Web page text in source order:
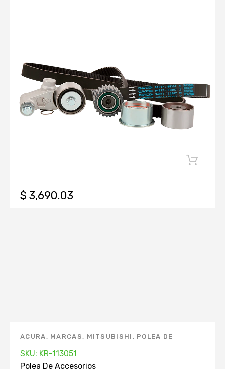
$ 3,690.03
ACURA, MARCAS, MITSUBISHI , POLEA DE
ACCESORIOS , TOYOTA
SKU: KR-113051
Polea De Accesorios